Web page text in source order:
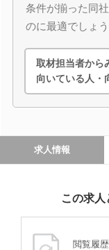
条件が揃った同
のに最適でしょ
取材担当者から
向いている人・
求人情報
この求
閲覧履